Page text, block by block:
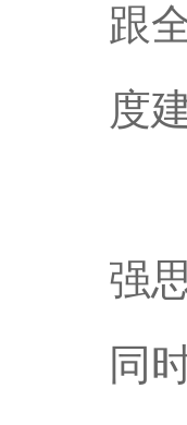
跟
度
加
强
同